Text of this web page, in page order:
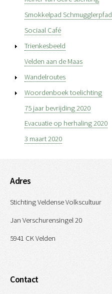
Smokkelpad Schmugglerpfad
Sociaal Café
Trienkesbeeld
Velden aan de Maas
Wandelroutes
Woordenboek toelichting
75 jaar bevrijding 2020
Evacuatie op herhaling 2020
3 maart 2020
Adres
Stichting Veldense Volkscultuur
Jan Verschurensingel 20
5941 CK Velden
Contact